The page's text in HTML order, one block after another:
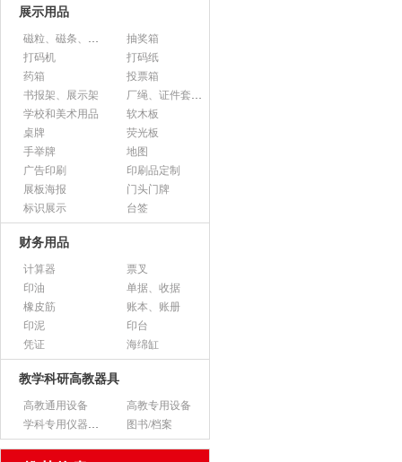
展示用品
磁粒、磁条、磁片
抽奖箱
打码机
打码纸
药箱
投票箱
书报架、展示架
厂绳、证件套、卡套
学校和美术用品
软木板
桌牌
荧光板
手举牌
地图
广告印刷
印刷品定制
展板海报
门头门牌
标识展示
台签
财务用品
计算器
票叉
印油
单据、收据
橡皮筋
账本、账册
印泥
印台
凭证
海绵缸
教学科研高教器具
高教通用设备
高教专用设备
学科专用仪器设备
图书/档案